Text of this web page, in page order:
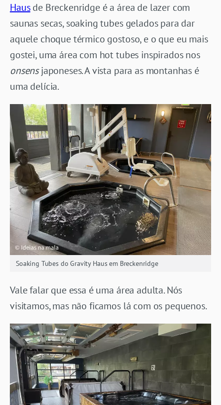
Hausde Breckenridge é a área de lazer com
saunas secas, soaking tubes gelados para dar
aquele choque térmico gostoso, e o que eu mais
gostei, uma área com hot tubes inspirados nos
onsensjaponeses. A vista para as montanhas é
uma delícia.
Soaking Tubes do Gravity Haus em Breckenridge
Vale falar que essa é uma área adulta. Nós
visitamos, mas não ficamos lá com os pequenos.